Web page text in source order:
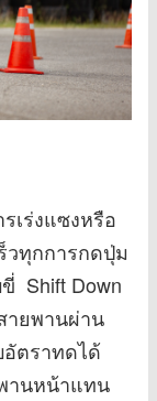
เร่งแซงหรือ
วทุกการกดปุ่ม
Shift Down
ายพานผ่าน
อัตราทดได้
านหน้าแทน